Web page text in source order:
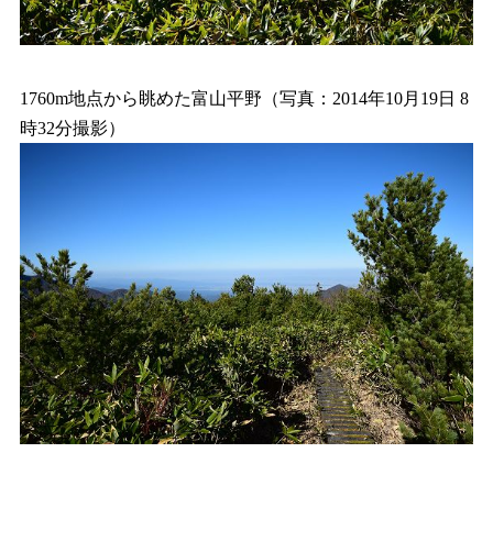
1760m地点から眺めた富山平野（写真：2014年10月19日 8
時32分撮影）